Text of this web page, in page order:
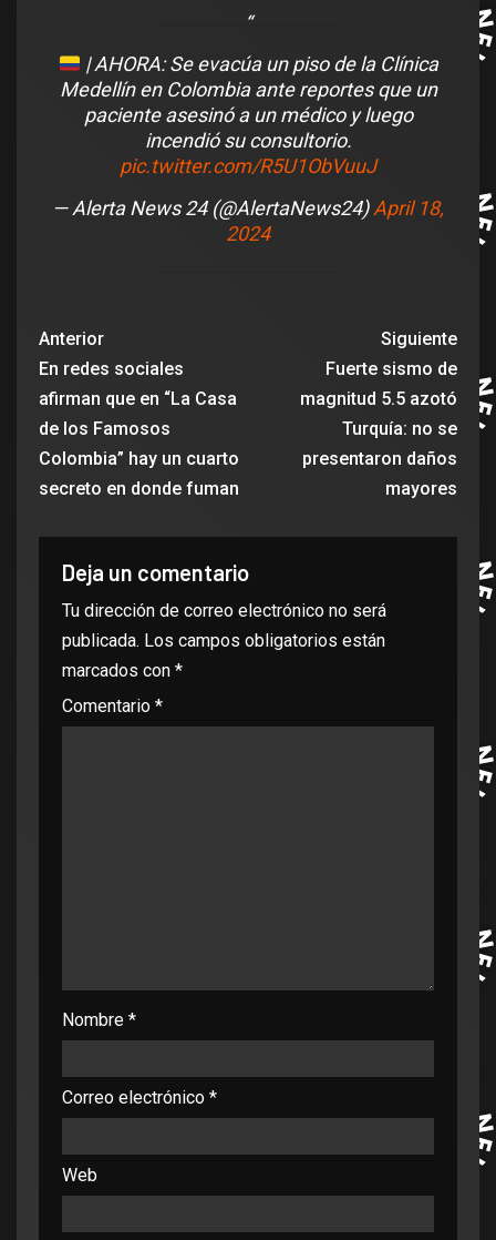
| AHORA: Se evacúa un piso de la Clínica
Medellín en Colombia ante reportes que un
paciente asesinó a un médico y luego
incendió su consultorio.
pic.twitter.com/R5U1ObVuuJ
— Alerta News 24 (@AlertaNews24)April 18,
2024
Anterior
En redes sociales
afirman que en “La Casa
de los Famosos
Colombia” hay un cuarto
secreto en donde fuman
Siguiente
Fuerte sismo de
magnitud 5.5 azotó
Turquía: no se
presentaron daños
mayores
Deja un comentario
Tu dirección de correo electrónico no será
publicada. Los campos obligatorios están
marcados con *
Comentario *
Nombre *
Correo electrónico *
Web